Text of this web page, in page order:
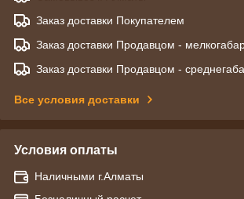
Заказ доставки Покупателем
Заказ доставки Продавцом -
Заказ доставки Продавцом -
Все условия доставки
Условия оплаты
Наличными г.Алматы